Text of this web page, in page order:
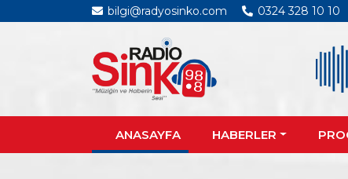
bilgi@radyosinko.com 0324 328 10 10
ANASAYFA HABERLER